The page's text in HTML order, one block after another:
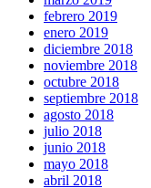
febrero 2019
enero 2019
diciembre 2018
noviembre 2018
octubre 2018
septiembre 2018
agosto 2018
julio 2018
junio 2018
mayo 2018
abril 2018